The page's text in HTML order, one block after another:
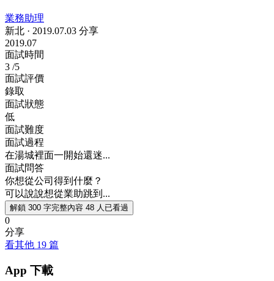
業務助理
新北 · 2019.07.03 分享
2019.07
面試時間
3 /5
面試評價
錄取
面試狀態
低
面試難度
面試過程
在湯城裡面一開始還迷...
面試問答
你想從公司得到什麼？
可以說說想從業助跳到...
解鎖 300 字完整內容 48 人已看過
0
分享
看其他 19 篇
App 下載